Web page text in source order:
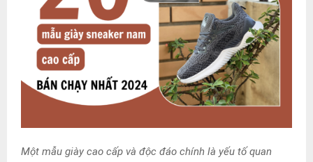
Một mẫu giày cao cấp và độc đáo chính là yếu tố quan